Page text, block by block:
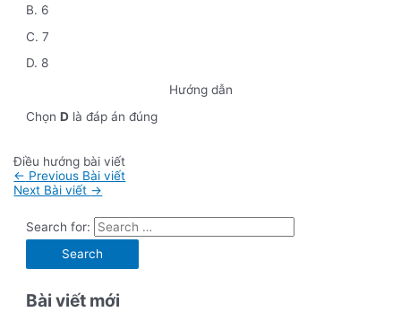
B. 6
C. 7
D. 8
Hướng dẫn
ChọnD là đáp án đúng
Điều hướng bài viết
← Previous Bài viết
Next Bài viết →
Search for:
Bài viết mới